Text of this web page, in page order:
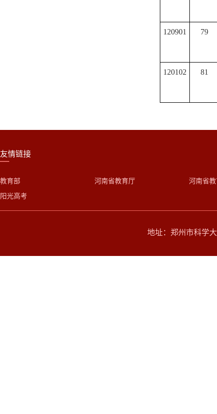
120901 79
120102 81
友情链接
教育部
阳光高考
河南省教育厅 河南省
地址：郑州市科学